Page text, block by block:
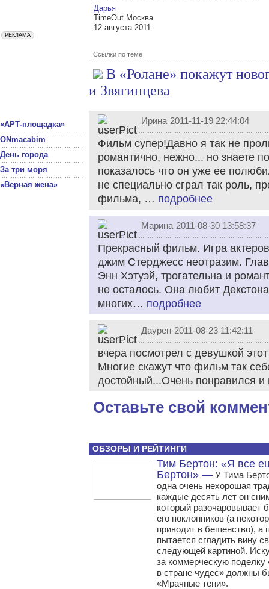
«АРТ-площадка»
ONmacabim
День города
За три моря
«Верная жена»
Дарья
TimeOut Москва
12 августа 2011
Ссылки по теме
В «Ролане» покажут
и Звягинцева
Ирина 2011-11-19 22:44:04
Фильм супер!Давно я так не
романтично, нежно... но знаете
показалось что он уже ее
не специально сграл так роль,
фильма, … подробнее
Марина 2011-08-30 13:58:37
Прекрасный фильм. Игра
джим Стерджесс неотразим.
Энн Хэтуэй, трогательна и
не осталось. Она любит
многих… подробнее
Даурен 2011-08-23 11:42:11
вчера посмотрел с девушкой
Многие скажут что фильм так
достойный...Очень понравился
Оставьте свой
ОБЗОРЫ И РЕЙТИНГИ
Тим Бертон: «Я все
Бертон» — У Тима
одна очень нехорошая
каждые десять лет он
который разочаровывает
его поклонников (а
приводит в бешенство), а
пытается сгладить вину
следующей картиной.
за коммерческую поделку
в стране чудес» должны
«Мрачные тени».